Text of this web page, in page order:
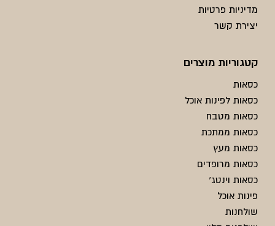
מדיניות פרטיות
יצירת קשר
קטגוריות מוצרים
כסאות
כסאות לפינות אוכל
כסאות מטבח
כסאות ממתכת
כסאות מעץ
כסאות מרופדים
כסאות וינטג'
פינות אוכל
שולחנות